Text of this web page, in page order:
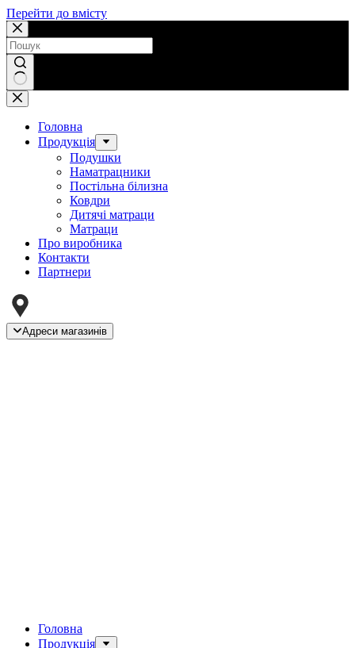
Перейти до вмісту
Немає
результатів
Головна
Продукція
Подушки
Наматрацники
Постільна білизна
Ковдри
Дитячі матраци
Матраци
Про виробника
Контакти
Партнери
Адреси магазинів
Головна
Продукція